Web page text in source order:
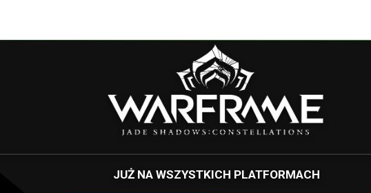
JUŻ NA WSZYSTKICH PLATFORMACH